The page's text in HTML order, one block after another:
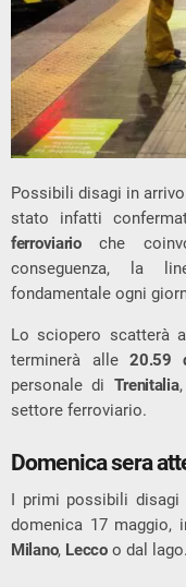
Possibili disagi in
stato infatti
ferroviarioche
conseguenza, la
fondamentale ogni
Lo sciopero scatterà
terminerà alle20.59
personale di Trenitalia,
settore ferroviario.
Domenica sera
I primi possibili disagi
domenica 17 maggio,
Milano, Leccoo dal lago.